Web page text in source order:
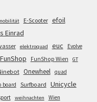
E-Scooter efoil
Einrad
elektroquad euc
Evolve
FunShop FunShop Wien GT
Onewheel quad
board Surfboard Unicycle
weihnachten
Wien